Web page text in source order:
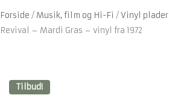
Forside / Musik, film og Hi-Fi /Vinyl plader
Revival – Mardi Gras – vinyl fra 1972
Tilbud!